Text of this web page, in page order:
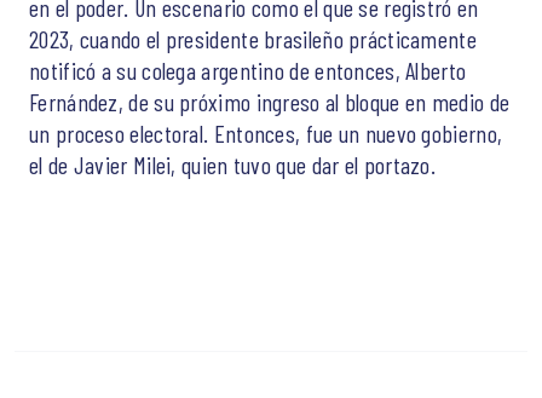
en el poder. Un escenario como el que se registró en
2023, cuando el presidente brasileño prácticamente
notificó a su colega argentino de entonces, Alberto
Fernández, de su próximo ingreso al bloque en medio de
un proceso electoral. Entonces, fue un nuevo gobierno,
el de Javier Milei, quien tuvo que dar el portazo.